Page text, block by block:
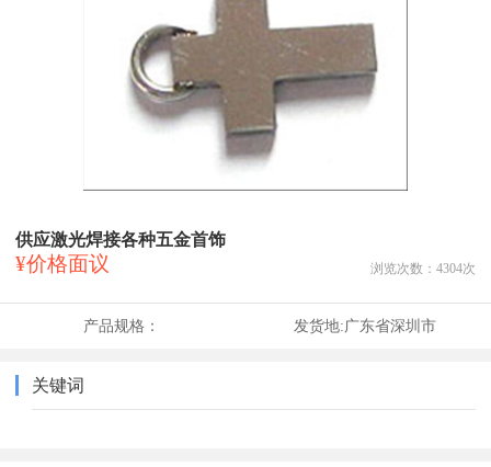
供应激光焊接各种五金首饰
¥价格面议 浏览次数： 4304次
产品规格： 发货地:广东省深圳市
关键词